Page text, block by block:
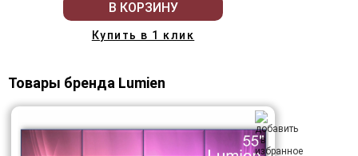
В КОРЗИНУ
Купить в 1 клик
Товары бренда Lumien